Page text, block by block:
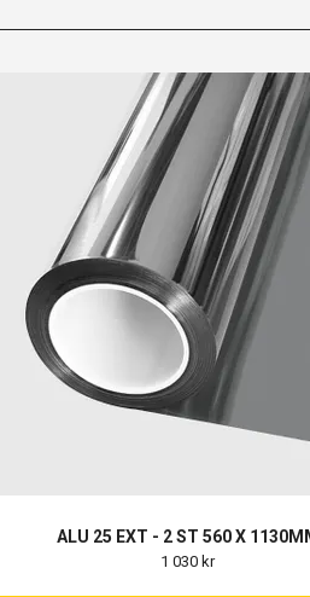
ALU 25 EXT - 2 ST 560 X
1 030 kr